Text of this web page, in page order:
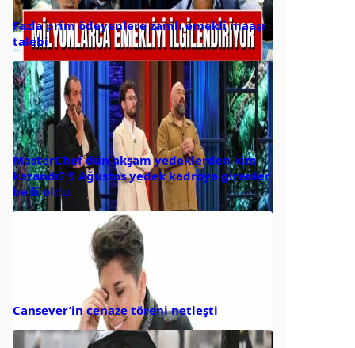
Fazla prim ödeyenlere zamlı emekli maaşı
talebi
MasterChef dün akşam yedeklerden kim
kazandı? 9 Ağustos yedek kadroya girenler
belli oldu
Cansever’in cenaze töreni netleşti